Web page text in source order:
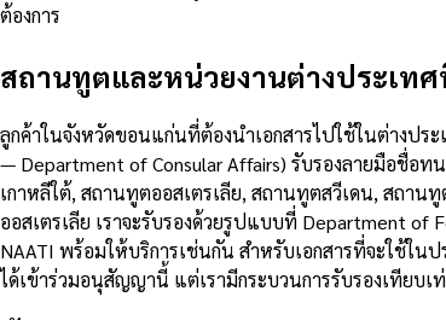
ต้องการ
สถานทูตและหน่วยงานต่างประเท
ลูกค้าในจังหวัดขอนแก่นที่ต้องนำเอกสารไปใช้ในต่างประ
— Department of Consular Affairs) รับรองลายมือชื่อ
เกาหลีใต้, สถานทูตออสเตรเลีย, สถานทูตสวีเดน, สถา
ออสเตรเลีย เราจะรับรองด้วยรูปแบบที่ Department of
NAATI พร้อมให้บริการเช่นกัน สำหรับเอกสารที่จะใช้ใ
ได้เข้าร่วมอนุสัญญานี้ แต่เรามีกระบวนการรับรองเทียบ